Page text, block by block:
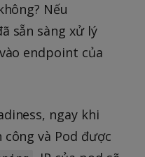
Nếu
sẵn sàng xử lý
endpoint của
ngay khi
và Pod được